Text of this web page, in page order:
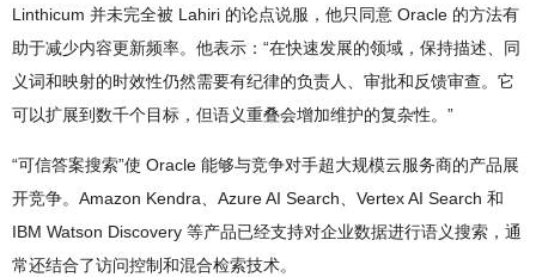
Linthicum 并未完全被 Lahiri 的论点说服，他只同意 Oracle 的方法有
助于减少内容更新频率。他表示：“在快速发展的领域，保持描述、同
义词和映射的时效性仍然需要有纪律的负责人、审批和反馈审查。它
可以扩展到数千个目标，但语义重叠会增加维护的复杂性。”
“可信答案搜索”使 Oracle 能够与竞争对手超大规模云服务商的产品展
开竞争。Amazon Kendra、Azure AI Search、Vertex AI Search 和
IBM Watson Discovery 等产品已经支持对企业数据进行语义搜索，通
常还结合了访问控制和混合检索技术。